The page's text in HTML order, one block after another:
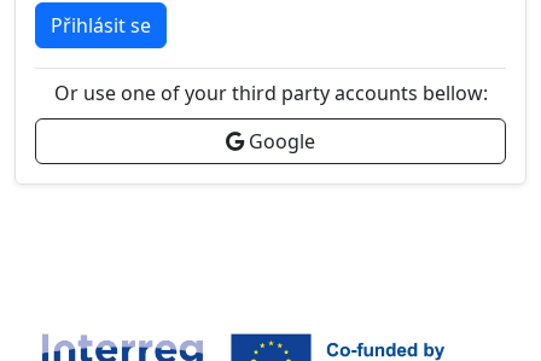
Přihlásit se
Or use one of your third party accounts bellow:
Google